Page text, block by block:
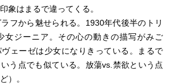
象はまるで違ってくる。
フから魅せられる。1930年代後半のトリ
女ジーニア。その心の動きの描写がみご
ェーゼは少女になりきっている。まるで
う点でも似ている。放蕩vs.禁欲という点
）。